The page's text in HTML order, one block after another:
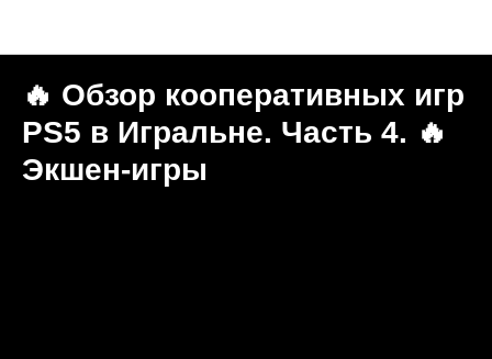
🔥 Обзор кооперативных игр
PS5 в Игральне. Часть 4. 🔥
Экшен-игры